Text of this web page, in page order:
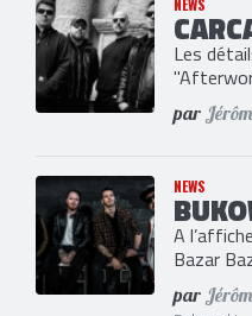
NEWS
Les
par
NEWS
A
Bazar
par